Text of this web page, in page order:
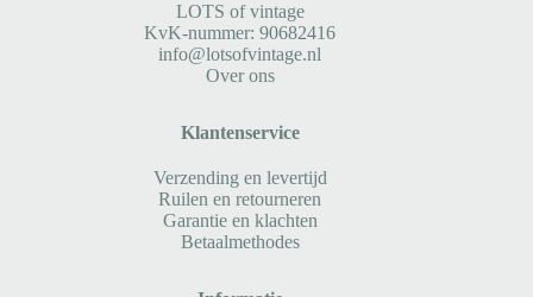
LOTS of vintage
KvK-nummer: 90682416
info@lotsofvintage.nl
Over ons
Klantenservice
Verzending en levertijd
Ruilen en retourneren
Garantie en klachten
Betaalmethodes